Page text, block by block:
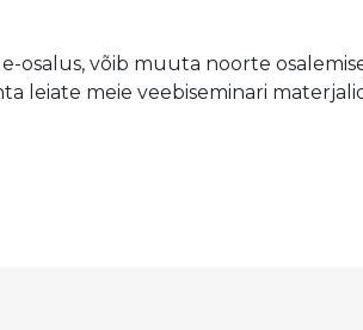
võib muuta noorte
leiate meie veebiseminari